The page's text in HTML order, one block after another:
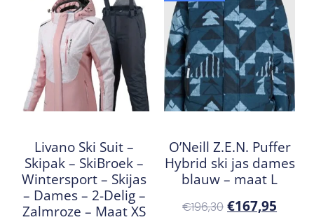
Livano Ski Suit –
Skipak – SkiBroek –
Wintersport – Skijas
– Dames – 2-Delig –
Zalmroze – Maat XS
O’Neill Z.E.N. Puffer
Hybrid ski jas dames
blauw – maat L
€196,30 €167,95